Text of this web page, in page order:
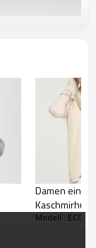
Damen
Kaschmirhut
Set
Modell :